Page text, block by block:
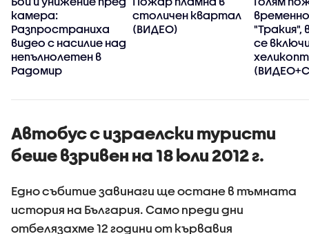
камера:
Разпространиха
видео с насилие над
непълнолетен в
Радомир
столичен квартал
(ВИДЕО)
"Тракия",
се
Автобус с израелски туристи
беше взривен на 18 юли 2012 г.
Едно събитие завинаги ще остане в тъмната
история на България. Само преди дни
отбелязахме 12 години от кървавия